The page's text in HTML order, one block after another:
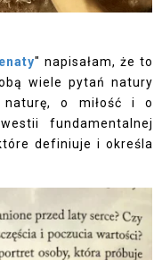
" napisałam, że to
wiele pytań natury
naturę, o miłość i o
fundamentalnej
definiuje i określa